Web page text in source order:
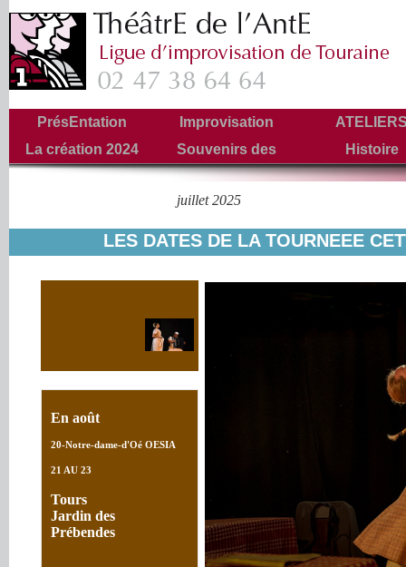
PrésEntation Improvisation
La création 2024
Souvenirs des
Tournées
Histoire
juillet 2025
LES DATES DE LA TOURNEEE
En août
20-Notre-dame-d'Oé OESIA
21 AU 23
Tours
Jardin des
Prébendes